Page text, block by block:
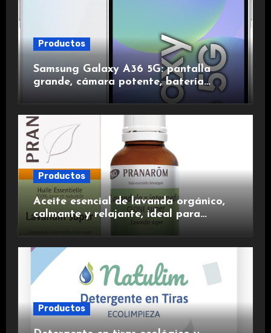
Productos
Samsung Galaxy A36 5G: pantalla
grande, cámara potente, batería
duradera y carga rápida para una
experiencia premium.
Productos
Aceite esencial de lavanda orgánico,
calmante y relajante, ideal para
Productos